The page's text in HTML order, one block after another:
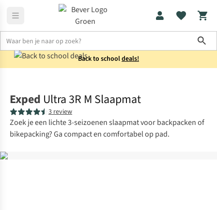
Back to schooldeals!
Exped Ultra 3R M Slaapmat
3 review
Zoek je een lichte 3-seizoenen slaapmat voor backpacken of
bikepacking? Ga compact en comfortabel op pad.